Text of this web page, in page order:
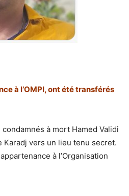
à l’OMPI, ont été transférés
à mort Hamed Validi
Karadj vers un lieu tenu secret.
à l’Organisation